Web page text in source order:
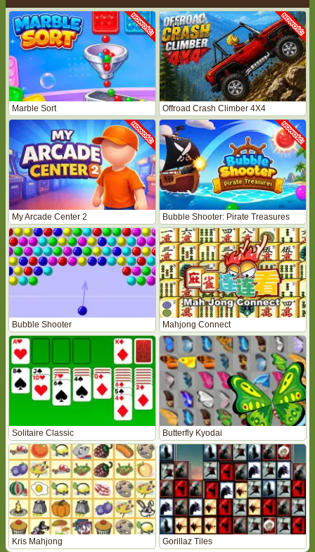
Marble Sort Offroad Crash Climber 4X4
My Arcade Center 2 Bubble Shooter: Pirate Treasures
Bubble Shooter Mahjong Connect
Solitaire Classic Butterfly Kyodai
Kris Mahjong Gorillaz Tiles